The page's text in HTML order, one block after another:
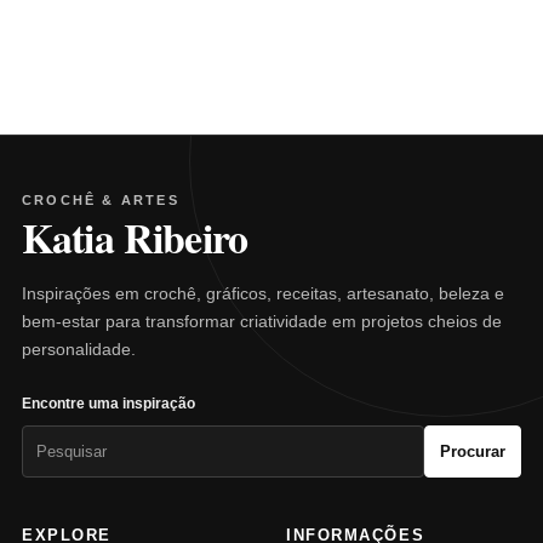
CROCHÊ & ARTES
Katia Ribeiro
Inspirações em crochê, gráficos, receitas, artesanato, beleza e
bem-estar para transformar criatividade em projetos cheios de
personalidade.
Encontre uma inspiração
Procurar
EXPLORE INFORMAÇÕES